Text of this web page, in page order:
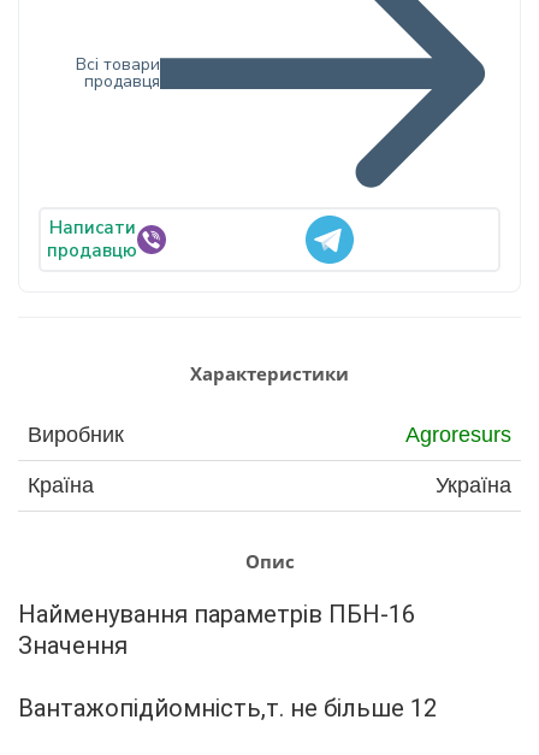
Написати
продавцю
Всі товари
продавця
Характеристики
Виробник Agroresurs
Країна Україна
Опис
Найменування параметрів ПБН-16
Значення
Вантажопідйомність,т. не більше 12